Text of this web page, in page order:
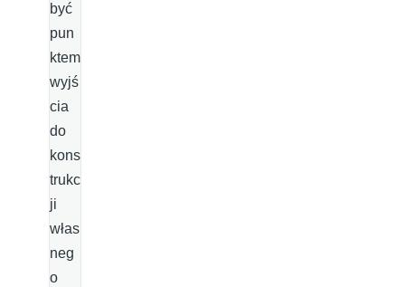
być
pun
ktem
wyjś
cia
do
kons
trukc
ji
włas
neg
o